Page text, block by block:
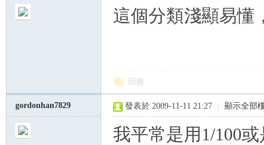
這個分類淺顯易懂
回復
gordonhan7829 發表於 2009-11-11 21:27 顯示全部
我平常是用1/100